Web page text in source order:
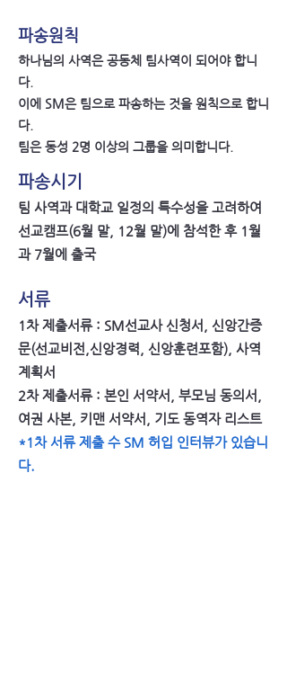
파송원칙
하나님의 사역은 공동체 팀사역이 되어야 합니
다.
이에 SM은 팀으로 파송하는 것을 원칙으로 합니
다.
​팀은 동성 2명 이상의 그룹을 의미합니다.
​파송시기
팀 사역과 대학교 일정의 특수성을 고려하여
​선교캠프(6월 말, 12월 말)에 참석한 후 1월
과 7월에 출국
서류
1차 제출서류 : SM선교사 신청서, 신앙간증
문(선교비전,신앙경력, 신앙훈련포함), 사역
계획서
​2차 제출서류 : 본인 서약서, 부모님 동의서,
여권 사본, 키맨 서약서, 기도 동역자 리스트
*1차 서류 제출 수 SM 허입 인터뷰가 있습니
다.